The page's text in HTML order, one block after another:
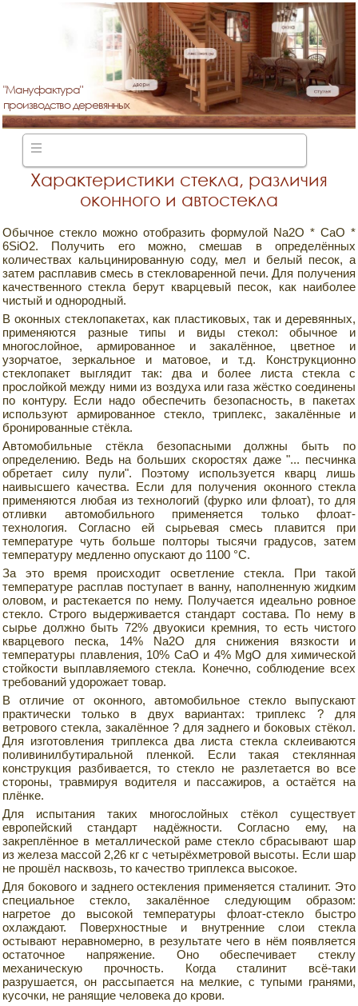
"Мануфактура"
производство деревянных
лестниц
Характеристики стекла, различия
оконного и автостекла
Обычное стекло можно отобразить формулой Na2O * CaO *
6SiO2. Получить его можно, смешав в определённых
количествах кальцинированную соду, мел и белый песок, а
затем расплавив смесь в стекловаренной печи. Для получения
качественного стекла берут кварцевый песок, как наиболее
чистый и однородный.
В оконных стеклопакетах, как пластиковых, так и деревянных,
применяются разные типы и виды стекол: обычное и
многослойное, армированное и закалённое, цветное и
узорчатое, зеркальное и матовое, и т.д. Конструкционно
стеклопакет выглядит так: два и более листа стекла с
прослойкой между ними из воздуха или газа жёстко соединены
по контуру. Если надо обеспечить безопасность, в пакетах
используют армированное стекло, триплекс, закалённые и
бронированные стёкла.
Автомобильные стёкла безопасными должны быть по
определению. Ведь на больших скоростях даже "... песчинка
обретает силу пули". Поэтому используется кварц лишь
наивысшего качества. Если для получения оконного стекла
применяются любая из технологий (фурко или флоат), то для
отливки автомобильного применяется только флоат-
технология. Согласно ей сырьевая смесь плавится при
температуре чуть больше полторы тысячи градусов, затем
температуру медленно опускают до 1100 °С.
За это время происходит осветление стекла. При такой
температуре расплав поступает в ванну, наполненную жидким
оловом, и растекается по нему. Получается идеально ровное
стекло. Строго выдерживается стандарт состава. По нему в
сырье должно быть 72% двуокиси кремния, то есть чистого
кварцевого песка, 14% Na2O для снижения вязкости и
температуры плавления, 10% CaO и 4% MgO для химической
стойкости выплавляемого стекла. Конечно, соблюдение всех
требований удорожает товар.
В отличие от оконного, автомобильное стекло выпускают
практически только в двух вариантах: триплекс ? для
ветрового стекла, закалённое ? для заднего и боковых стёкол.
Для изготовления триплекса два листа стекла склеиваются
поливинилбутиральной пленкой. Если такая стеклянная
конструкция разбивается, то стекло не разлетается во все
стороны, травмируя водителя и пассажиров, а остаётся на
плёнке.
Для испытания таких многослойных стёкол существует
европейский стандарт надёжности. Согласно ему, на
закреплённое в металлической раме стекло сбрасывают шар
из железа массой 2,26 кг с четырёхметровой высоты. Если шар
не прошёл насквозь, то качество триплекса высокое.
Для бокового и заднего остекления применяется сталинит. Это
специальное стекло, закалённое следующим образом:
нагретое до высокой температуры флоат-стекло быстро
охлаждают. Поверхностные и внутренние слои стекла
остывают неравномерно, в результате чего в нём появляется
остаточное напряжение. Оно обеспечивает стеклу
механическую прочность. Когда сталинит всё-таки
разрушается, он рассыпается на мелкие, с тупыми гранями,
кусочки, не ранящие человека до крови.